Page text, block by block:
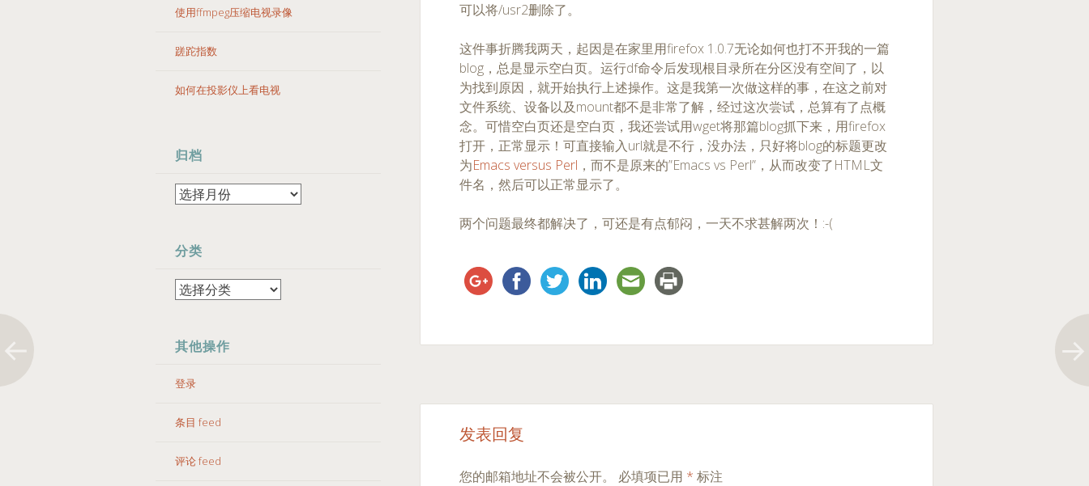
使用ffmpeg压缩电视录像
蹉跎指数
如何在投影仪上看电视
归档
分类
其他操作
登录
条目 feed
评论 feed
可以将/usr2删除了。
这件事折腾我两天，起因是在家里用firefox 1.0.7无论如何也打不开我的一篇
blog，总是显示空白页。运行df命令后发现根目录所在分区没有空间了，以
为找到原因，就开始执行上述操作。这是我第一次做这样的事，在这之前对
文件系统、设备以及mount都不是非常了解，经过这次尝试，总算有了点概
念。可惜空白页还是空白页，我还尝试用wget将那篇blog抓下来，用firefox
打开，正常显示！可直接输入url就是不行，没办法，只好将blog的标题更改
为Emacs versus Perl ，而不是原来的”Emacs vs Perl”，从而改变了HTML文
件名，然后可以正常显示了。
两个问题最终都解决了，可还是有点郁闷，一天不求甚解两次！:-(
Post
navigation
发表回复
您的邮箱地址不会被公开。 必填项已用 * 标注